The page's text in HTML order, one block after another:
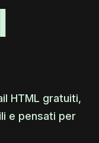
HTML gratuiti,
e pensati per